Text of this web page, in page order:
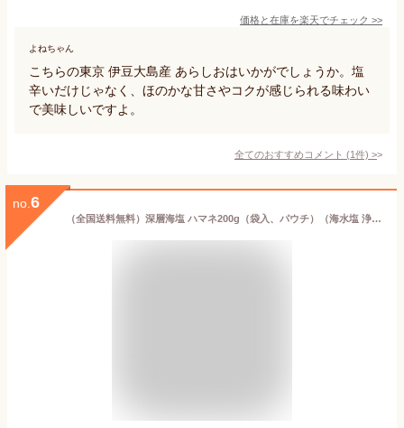
価格と在庫を楽天でチェック >>
よねちゃん
こちらの東京 伊豆大島産 あらしおはいかがでしょうか。塩
辛いだけじゃなく、ほのかな甘さやコクが感じられる味わい
で美味しいですよ。
全てのおすすめコメント (1件) >
no. 6
（全国送料無料）深層海塩 ハマネ200g（袋入、パウチ）（海水塩 浄化塩 濃縮 循環蒸発 しお シオ 深層地下海水塩）（ふるさと認証食品 東京都 大島町）≪ギフト 日時指定不可≫